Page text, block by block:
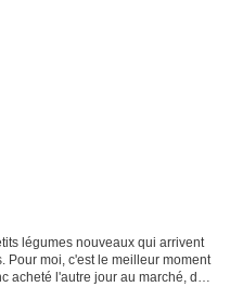
légumes nouveaux qui arrivent
Pour moi, c'est le meilleur moment
acheté l'autre jour au marché, de